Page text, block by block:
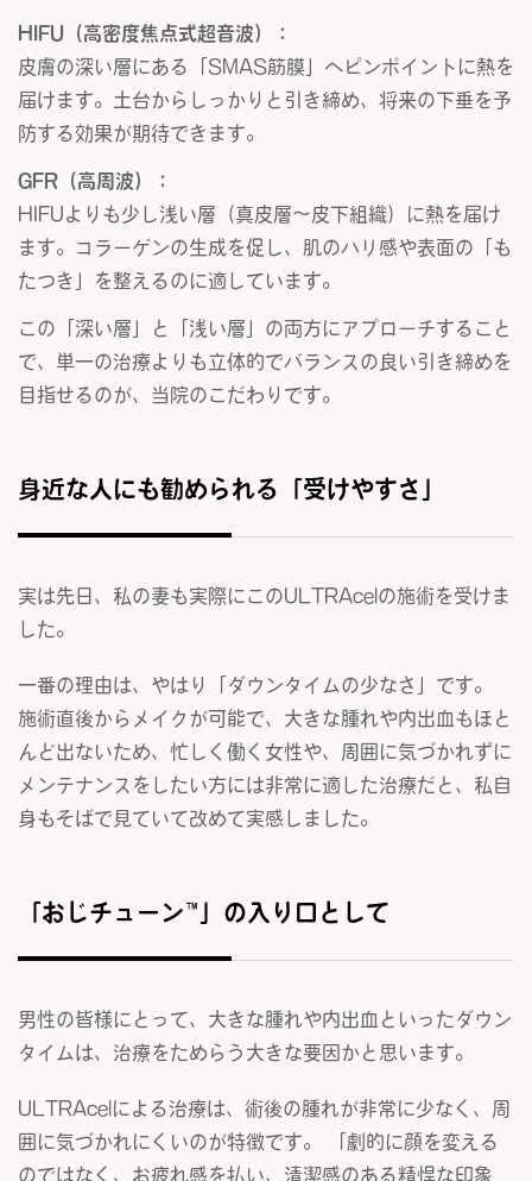
HIFU（高密度焦点式超音波）：
皮膚の深い層にある「SMAS筋膜」へピンポイントに熱を
届けます。土台からしっかりと引き締め、将来の下垂を予
防する効果が期待できます。
GFR（高周波）：
HIFUよりも少し浅い層（真皮層〜皮下組織）に熱を届け
ます。コラーゲンの生成を促し、肌のハリ感や表面の「も
たつき」を整えるのに適しています。
この「深い層」と「浅い層」の両方にアプローチすること
で、単一の治療よりも立体的でバランスの良い引き締めを
目指せるのが、当院のこだわりです。
身近な人にも勧められる「受けやすさ」
実は先日、私の妻も実際にこのULTRAcelの施術を受けま
した。
一番の理由は、やはり「ダウンタイムの少なさ」です。
施術直後からメイクが可能で、大きな腫れや内出血もほと
んど出ないため、忙しく働く女性や、周囲に気づかれずに
メンテナンスをしたい方には非常に適した治療だと、私自
身もそばで見ていて改めて実感しました。
「おじチューン™」の入り口として
男性の皆様にとって、大きな腫れや内出血といったダウン
タイムは、治療をためらう大きな要因かと思います。
ULTRAcelによる治療は、術後の腫れが非常に少なく、周
囲に気づかれにくいのが特徴です。 「劇的に顔を変える
のではなく、お疲れ感を払い、清潔感のある精悍な印象